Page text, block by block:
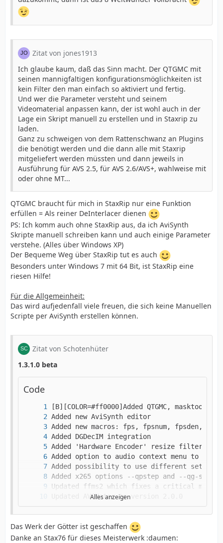
Zitat von jones1913
Ich glaube kaum, daß das Sinn macht. Der QTGMC mit
seinen mannigfaltigen konfigurationsmöglichkeiten ist
kein Filter den man einfach so aktiviert und fertig.
Und wer die Parameter versteht und seinem
Videomaterial anpassen kann, der ist wohl auch in der
Lage ein Skript manuell zu erstellen und in Staxrip zu
laden.
Ganz zu schweigen von dem Rattenschwanz an Plugins
die benötigt werden und die dann alle mit Staxrip
mitgeliefert werden müssten und dann jeweils in
Ausführung für AVS 2.5, für AVS 2.6/AVS+, wahlweise mit
oder ohne MT...
QTGMC braucht für mich in StaxRip nur eine Funktion
erfüllen = Als reiner DeInterlacer dienen
PS: Ich komm auch ohne StaxRip aus, da ich AviSynth
Skripte manuell schreiben kann und auch einige Parameter
verstehe. (Alles über Windows XP)
Der Bequeme Weg über StaxRip tut es auch
Besonders unter Windows 7 mit 64 Bit, ist StaxRip eine
riesen Hilfe!
Für die Allgemeinheit:
Das wird aufjedenfall viele freuen, die sich keine Manuellen
Scripte per AviSynth erstellen können.
Zitat von Schotenhüter
1.3.1.0 beta
Code
Alles anzeigen
Das Werk der Götter ist geschaffen
Danke an Stax76 für dieses Meisterwerk :daumen: